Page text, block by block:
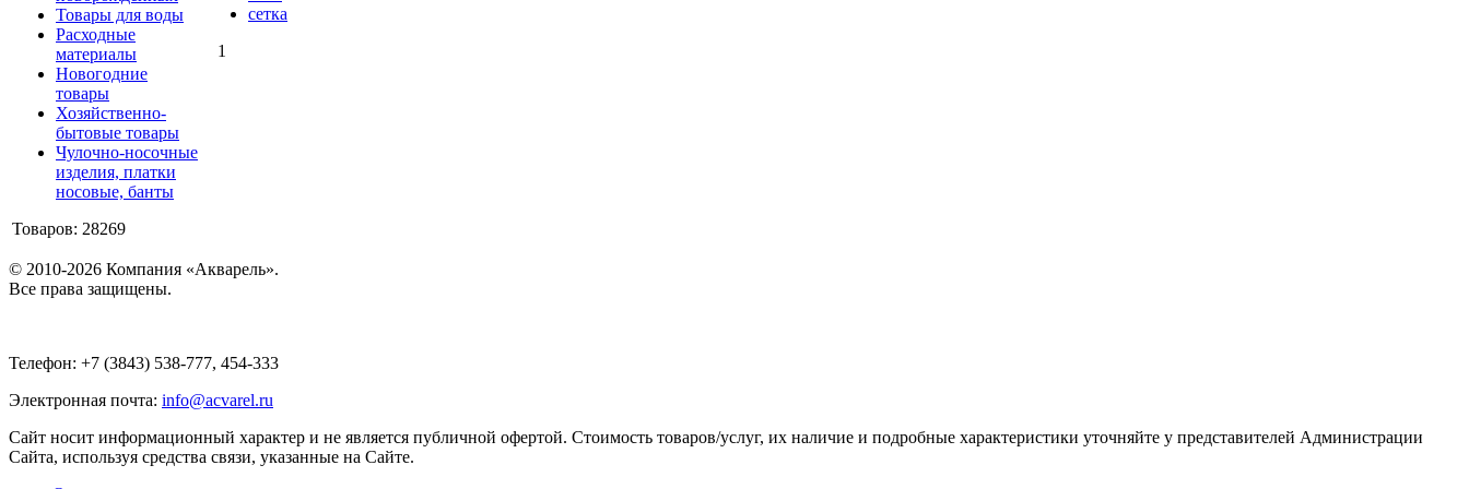
Товары для воды
Расходные
материалы
Новогодние
товары
Хозяйственно-
бытовые товары
Чулочно-носочные
изделия, платки
носовые, банты
Товаров: 28269
сетка
1
© 2010-2026 Компания «Акварель».
Все права защищены.
Телефон: +7 (3843) 538-777, 454-333
Электронная почта: info@acvarel.ru
Сайт носит информационный характер и не является публичной офертой. Стоимость товаров/услуг, их наличие и подробные характеристики уточняйте у представителей Администрации
Сайта, используя средства связи, указанные на Сайте.